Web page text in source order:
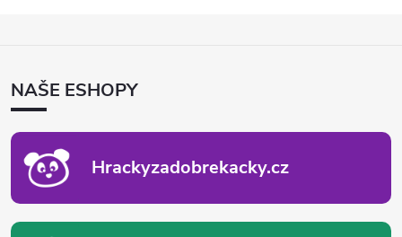
p
r
v
k
á
n
í
ANAŠE ESHOPY
Hrackyzadobrekacky.cz